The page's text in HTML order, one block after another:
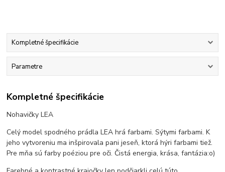
Kompletné špecifikácie
Parametre
Kompletné špecifikácie
Nohavičky LEA
Celý model spodného prádla LEA hrá farbami. Sýtymi farbami. K
jeho vytvoreniu ma inšpirovala pani jeseň, ktorá hýri farbami tiež.
Pre mňa sú farby poéziou pre oči. Čistá energia, krása, fantázia:o)